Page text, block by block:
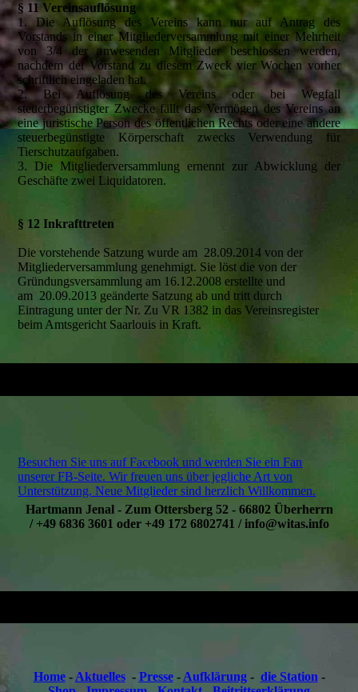
§ 11 Vereinsauflösung
1. Die Auflösung des Vereins kann nur auf Antrag des
Vorstands in einer Mitgliederversammlung mit einer Mehrheit
von 3/4 der anwesenden Mitglieder beschlossen werden,
nachdem der Vorstand zu diesem Zweck vier Wochen vorher
schriftlich eingeladen hat.
2. Bei Auflösung des Vereins oder bei Wegfall
steuerbegünstigter Zwecke fällt das Vermögen des Vereins an
eine juristische Person des öffentlichen Rechts oder eine andere
steuerbegünstigte Körperschaft zwecks Verwendung für
Tierschutzaufgaben.
3. Die Mitgliederversammlung ernennt zur Abwicklung der
Geschäfte zwei Liquidatoren.
§ 12 Inkrafttreten
Die vorstehende Satzung wurde am 28.09.2014 von der
Mitgliederversammlung genehmigt. Sie löst die von der
Gründungsversammlung am 16.12.2008 erstellte und
am 20.09.2013 geänderte Satzung ab und tritt durch
Eintragung unter der Nr. Zu VR 1382 in das Vereinsregister
beim Amtsgericht Saarlouis in Kraft.
Besuchen Sie uns auf Facebook und werden Sie ein Fan
unserer FB-Seite. Wir freuen uns über jegliche Art von
Unterstützung. Neue Mitglieder sind herzlich Willkommen.
Hartmann Jenal - Zum Ottersberg 52 - 66802 Überherrn
/ +49 6836 3601 oder +49 172 6802741 / info@witas.info
Home- Aktuelles- Presse- Aufklärung- die Station -